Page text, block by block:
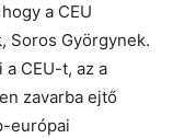
a CEU
Soros Györgynek.
CEU-t, az a
zavarba ejtő
európai